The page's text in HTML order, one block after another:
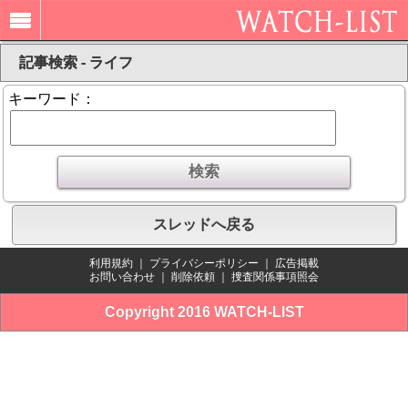
記事検索 - ライフ
キーワード：
スレッドへ戻る
利用規約 プライバシーポリシー
広告掲載
お問い合わせ
削除依頼 捜査関係事項照会
Copyright 2016 WATCH-LIST